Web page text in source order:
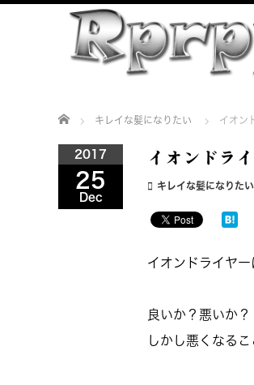
Home キレイな髪になりたい イオン
2017
25
Dec
イオンドラ
キレイな髪になりたい
イオンドライヤ
良いか？悪いか
しかし悪くなる